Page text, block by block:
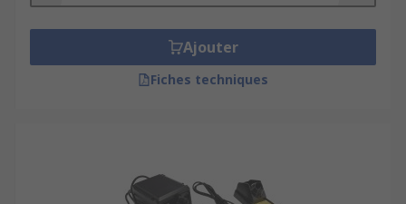
Ajouter
Fiches techniques